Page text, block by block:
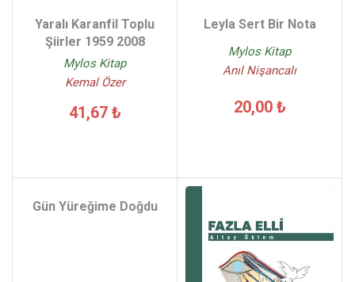
Yaralı Karanfil Toplu
Şiirler 1959 2008
Mylos Kitap
Kemal Özer
41,67 ₺
Leyla Sert Bir Nota
Mylos Kitap
Anıl Nişancalı
20,00 ₺
Gün Yüreğime Doğdu